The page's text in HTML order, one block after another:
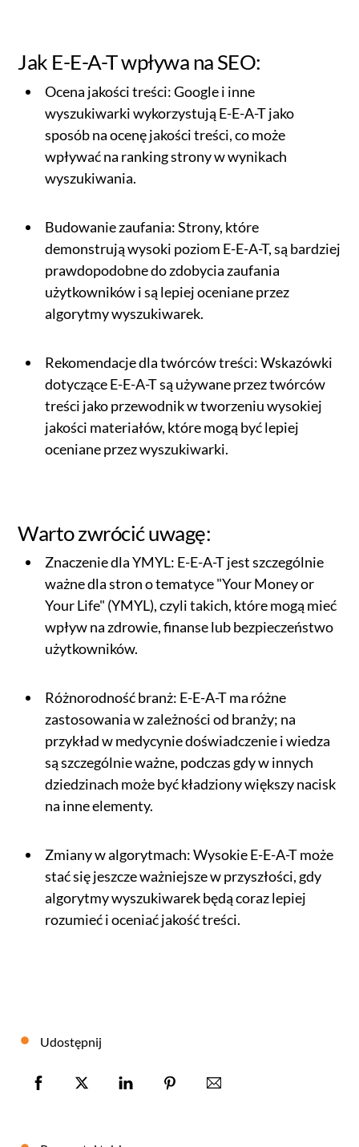
Jak E-E-A-T wpływa na SEO:
Ocena jakości treści: Google i inne
wyszukiwarki wykorzystują E-E-A-T jako
sposób na ocenę jakości treści, co może
wpływać na ranking strony w wynikach
wyszukiwania.
Budowanie zaufania: Strony, które
demonstrują wysoki poziom E-E-A-T, są bardziej
prawdopodobne do zdobycia zaufania
użytkowników i są lepiej oceniane przez
algorytmy wyszukiwarek.
Rekomendacje dla twórców treści: Wskazówki
dotyczące E-E-A-T są używane przez twórców
treści jako przewodnik w tworzeniu wysokiej
jakości materiałów, które mogą być lepiej
oceniane przez wyszukiwarki.
Warto zwrócić uwagę:
Znaczenie dla YMYL: E-E-A-T jest szczególnie
ważne dla stron o tematyce "Your Money or
Your Life" (YMYL), czyli takich, które mogą mieć
wpływ na zdrowie, finanse lub bezpieczeństwo
użytkowników.
Różnorodność branż: E-E-A-T ma różne
zastosowania w zależności od branży; na
przykład w medycynie doświadczenie i wiedza
są szczególnie ważne, podczas gdy w innych
dziedzinach może być kładziony większy nacisk
na inne elementy.
Zmiany w algorytmach: Wysokie E-E-A-T może
stać się jeszcze ważniejsze w przyszłości, gdy
algorytmy wyszukiwarek będą coraz lepiej
rozumieć i oceniać jakość treści.
Udostępnij